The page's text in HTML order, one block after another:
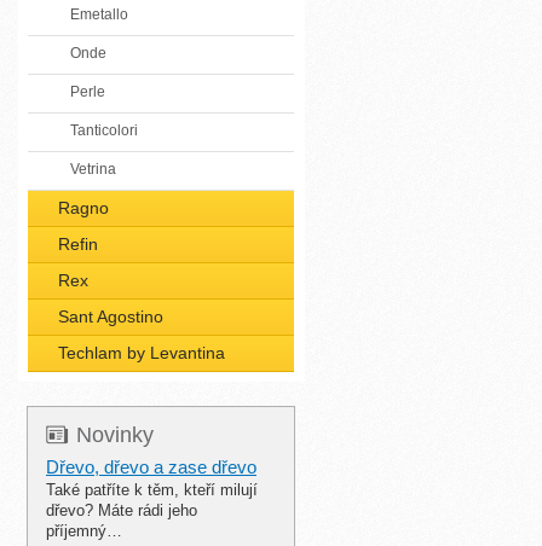
Emetallo
Onde
Perle
Tanticolori
Vetrina
Ragno
Refin
Rex
Sant Agostino
Techlam by Levantina
Novinky
Dřevo, dřevo a zase dřevo
Také patříte k těm, kteří milují
dřevo? Máte rádi jeho
příjemný…